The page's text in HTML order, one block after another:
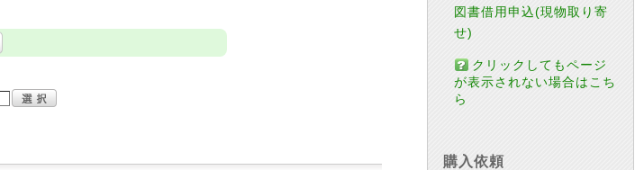
図書借用申込(現物取り寄
せ)
クリックしてもページ
が表示されない場合はこち
ら
購入依頼